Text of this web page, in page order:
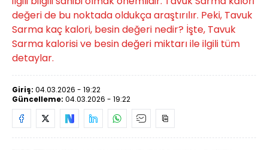
değeri de bu noktada oldukça araştırılır. Peki, Tavuk
Sarma kaç kalori, besin değeri nedir? İşte, Tavuk
Sarma kalorisi ve besin değeri miktarı ile ilgili tüm
detaylar.
Giriş: 04.03.2026 - 19:22
Güncelleme: 04.03.2026 - 19:22